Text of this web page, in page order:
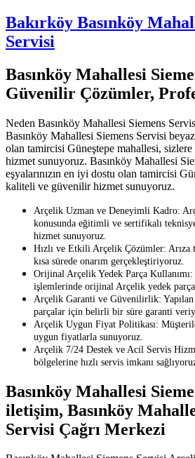
Bakırköy Basınköy
Servisi
Basınköy Mahallesi
Güvenilir Çözümler,
Neden Basınköy Mahallesi Siemens
Basınköy Mahallesi Siemens Servisi beyaz
olan tamircisi Güneştepe mahallesi,
hizmet sunuyoruz. Basınköy Mahallesi
eşyalarınızın en iyi dostu olan tamircisi
kaliteli ve güvenilir hizmet sunuyoruz.
Arçelik Uzman ve Deneyimli Kadro:
konusunda eğitimli ve sertifikalı
hizmet sunuyoruz.
Hızlı ve Etkili Arçelik Çözümler: Arıza
kısa sürede onarım gerçekleştiriyoruz.
Orijinal Arçelik Yedek Parça
işlemlerinde orijinal Arçelik yedek
Arçelik Garanti ve Güvenilirlik:
parçalar için belirli bir süre garanti
Arçelik Uygun Fiyat Politikası:
uygun fiyatlarla sunuyoruz.
Arçelik 7/24 Destek ve Acil Servis
bölgelerine hızlı servis imkanı
Basınköy Mahallesi
iletişim, Basınköy
Servisi Çağrı Merkezi